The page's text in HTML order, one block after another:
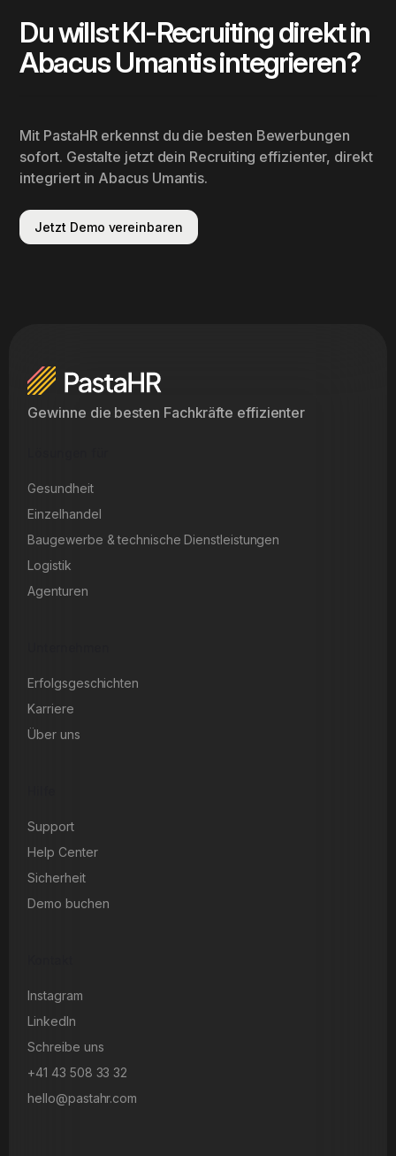
Du willst KI-Recruiting direkt in
Abacus Umantis integrieren?
Mit PastaHR erkennst du die besten Bewerbungen
sofort. Gestalte jetzt dein Recruiting effizienter, direkt
integriert in Abacus Umantis.
Jetzt Demo vereinbaren
Gewinne die besten Fachkräfte effizienter
Gesundheit
Einzelhandel
Baugewerbe & technische Dienstleistungen
Logistik
Agenturen
Erfolgsgeschichten
Karriere
Über uns
Support
Help Center
Sicherheit
Demo buchen
Instagram
LinkedIn
Schreibe uns
+41 43 508 33 32
hello@pastahr.com